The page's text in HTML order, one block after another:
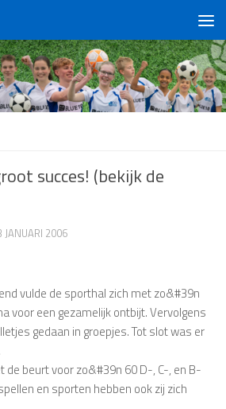
succes! (bekijk de
JANUARI 2006
vulde de sporthal zich met zo&#39n
voor een gezamelijk ontbijt. Vervolgens
gedaan in groepjes. Tot slot was er
beurt voor zo&#39n 60 D-, C-, en B-
en sporten hebben ook zij zich